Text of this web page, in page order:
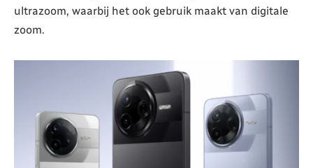
ultrazoom, waarbij het ook gebruik maakt van digitale
zoom.